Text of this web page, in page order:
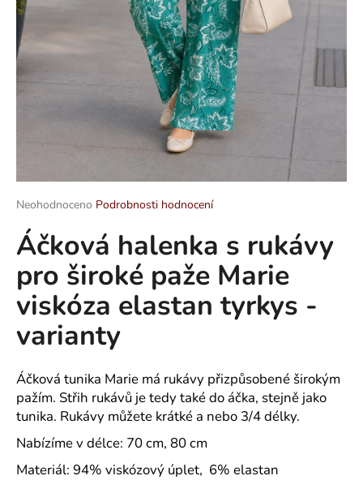
Průměrné
produktu
je
hvězdiček.
Neohodnoceno Podrobnosti hodnocení
Áčková halenka s rukávy
pro široké paže Marie
viskóza elastan tyrkys -
varianty
Áčková tunika Marie má rukávy přizpůsobené širokým
pažím. Střih rukávů je tedy také do áčka, stejně jako
tunika. Rukávy můžete krátké a nebo 3/4 délky.
Nabízíme v délce: 70 cm, 80 cm
Materiál: 94% viskózový úplet, 6% elastan
a
j
í
t
D
o
p
o
r
u
č
u
j
e
m
e